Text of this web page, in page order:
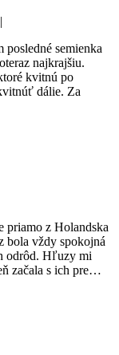
|
posledné semienka
najkrajšiu.
kvitnú po
dálie. Za
priamo z Holandska
bola vždy spokojná
odrôd. Hľuzy mi
začala s ich pre…